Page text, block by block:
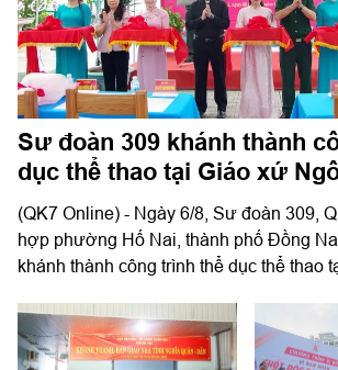
Sư đoàn 309 khánh thành
dục thể thao tại Giáo xứ
(QK7 Online) - Ngày 6/8, Sư đoàn 309,
hợp phường Hố Nai, thành phố Đồng
khánh thành công trình thể dục thể thao